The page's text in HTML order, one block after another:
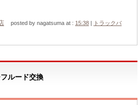
posted by nagatsuma at : 15:38
トラックバ
ルード交換